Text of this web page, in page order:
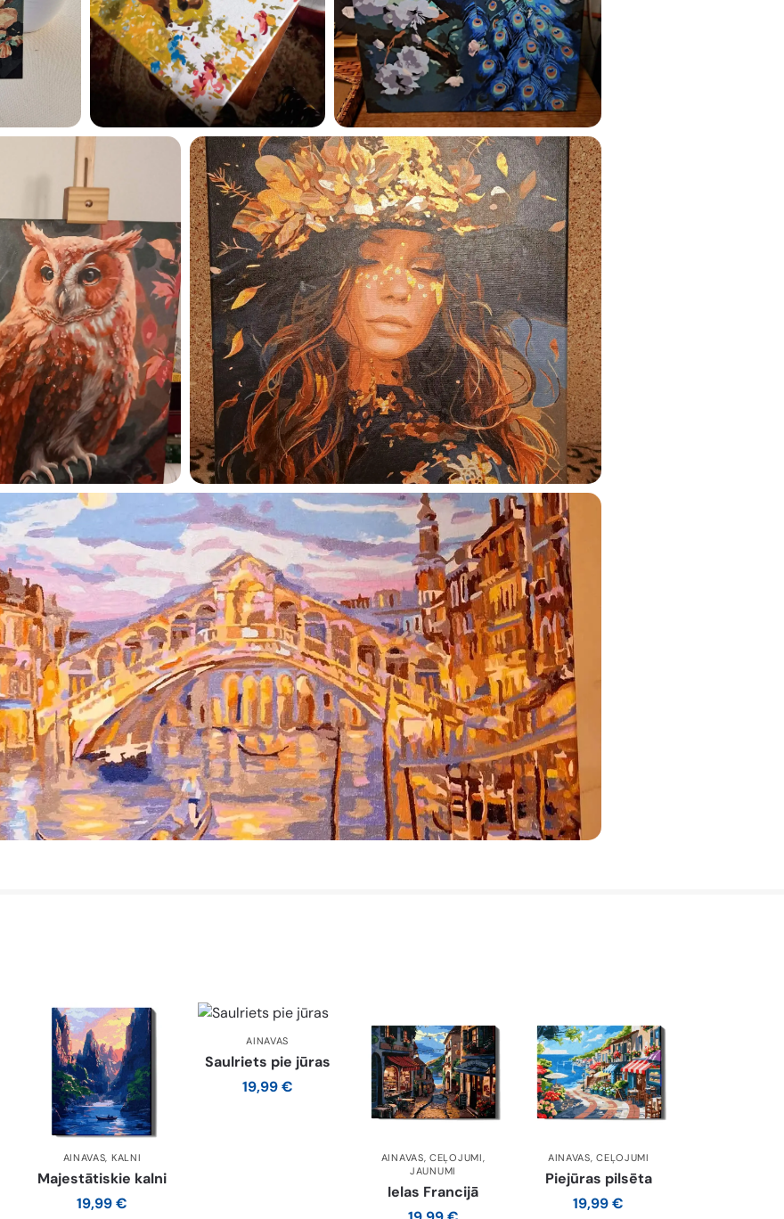
AINAVAS, KALNI
Majestātiskie kalni
19,99€
AINAVAS
Saulriets pie jūras
19,99€
AINAVAS,CEĻOJUMI,
JAUNUMI
Ielas Francijā
AINAVAS,CEĻOJUMI
Piejūras pilsēta
19,99€
Esmu iepazinies ar GleznoPats.lv
privātuma politiku un piekrītu tai
GleznoPats.lvPrivātuma politika
SAŅEMT -10%